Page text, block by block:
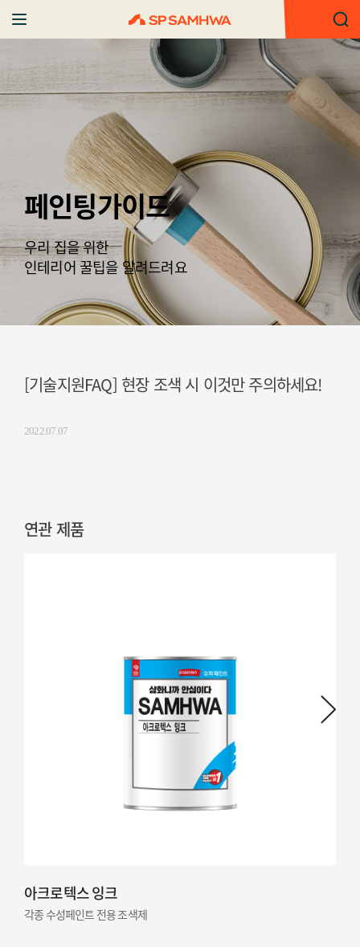
페인팅가이드
우리 집을 위한
인테리어 꿀팁을 알려드려요
[기술지원FAQ] 현장 조색 시 이것만 주의하세요!
2022.07.07
연관 제품
아크로텍스 잉크
각종 수성페인트 전용 조색제